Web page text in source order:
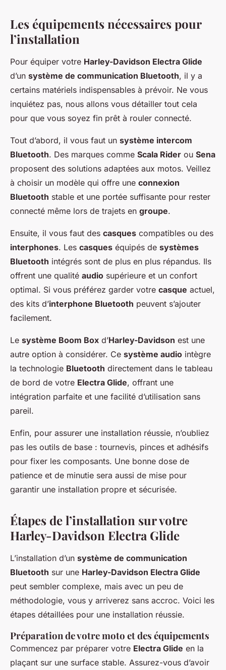
Les équipements nécessaires pour
l’installation
Pour équiper votre Harley-Davidson Electra Glide
d’un système de communication Bluetooth, il y a
certains matériels indispensables à prévoir. Ne vous
inquiétez pas, nous allons vous détailler tout cela
pour que vous soyez fin prêt à rouler connecté.
Tout d’abord, il vous faut un système intercom
Bluetooth. Des marques comme Scala Rider ou Sena
proposent des solutions adaptées aux motos. Veillez
à choisir un modèle qui offre une connexion
Bluetooth stable et une portée suffisante pour rester
connecté même lors de trajets en groupe.
Ensuite, il vous faut des casques compatibles ou des
interphones. Les casques équipés de systèmes
Bluetooth intégrés sont de plus en plus répandus. Ils
offrent une qualité audio supérieure et un confort
optimal. Si vous préférez garder votre casque actuel,
des kits d’interphone Bluetooth peuvent s’ajouter
facilement.
Le système Boom Box d’Harley-Davidson est une
autre option à considérer. Ce système audio intègre
la technologie Bluetooth directement dans le tableau
de bord de votre Electra Glide, offrant une
intégration parfaite et une facilité d’utilisation sans
pareil.
Enfin, pour assurer une installation réussie, n’oubliez
pas les outils de base : tournevis, pinces et adhésifs
pour fixer les composants. Une bonne dose de
patience et de minutie sera aussi de mise pour
garantir une installation propre et sécurisée.
Étapes de l’installation sur votre
Harley-Davidson Electra Glide
L’installation d’un système de communication
Bluetooth sur une Harley-Davidson Electra Glide
peut sembler complexe, mais avec un peu de
méthodologie, vous y arriverez sans accroc. Voici les
étapes détaillées pour une installation réussie.
Préparation de votre moto et des équipements
Commencez par préparer votre Electra Glide en la
plaçant sur une surface stable. Assurez-vous d’avoir